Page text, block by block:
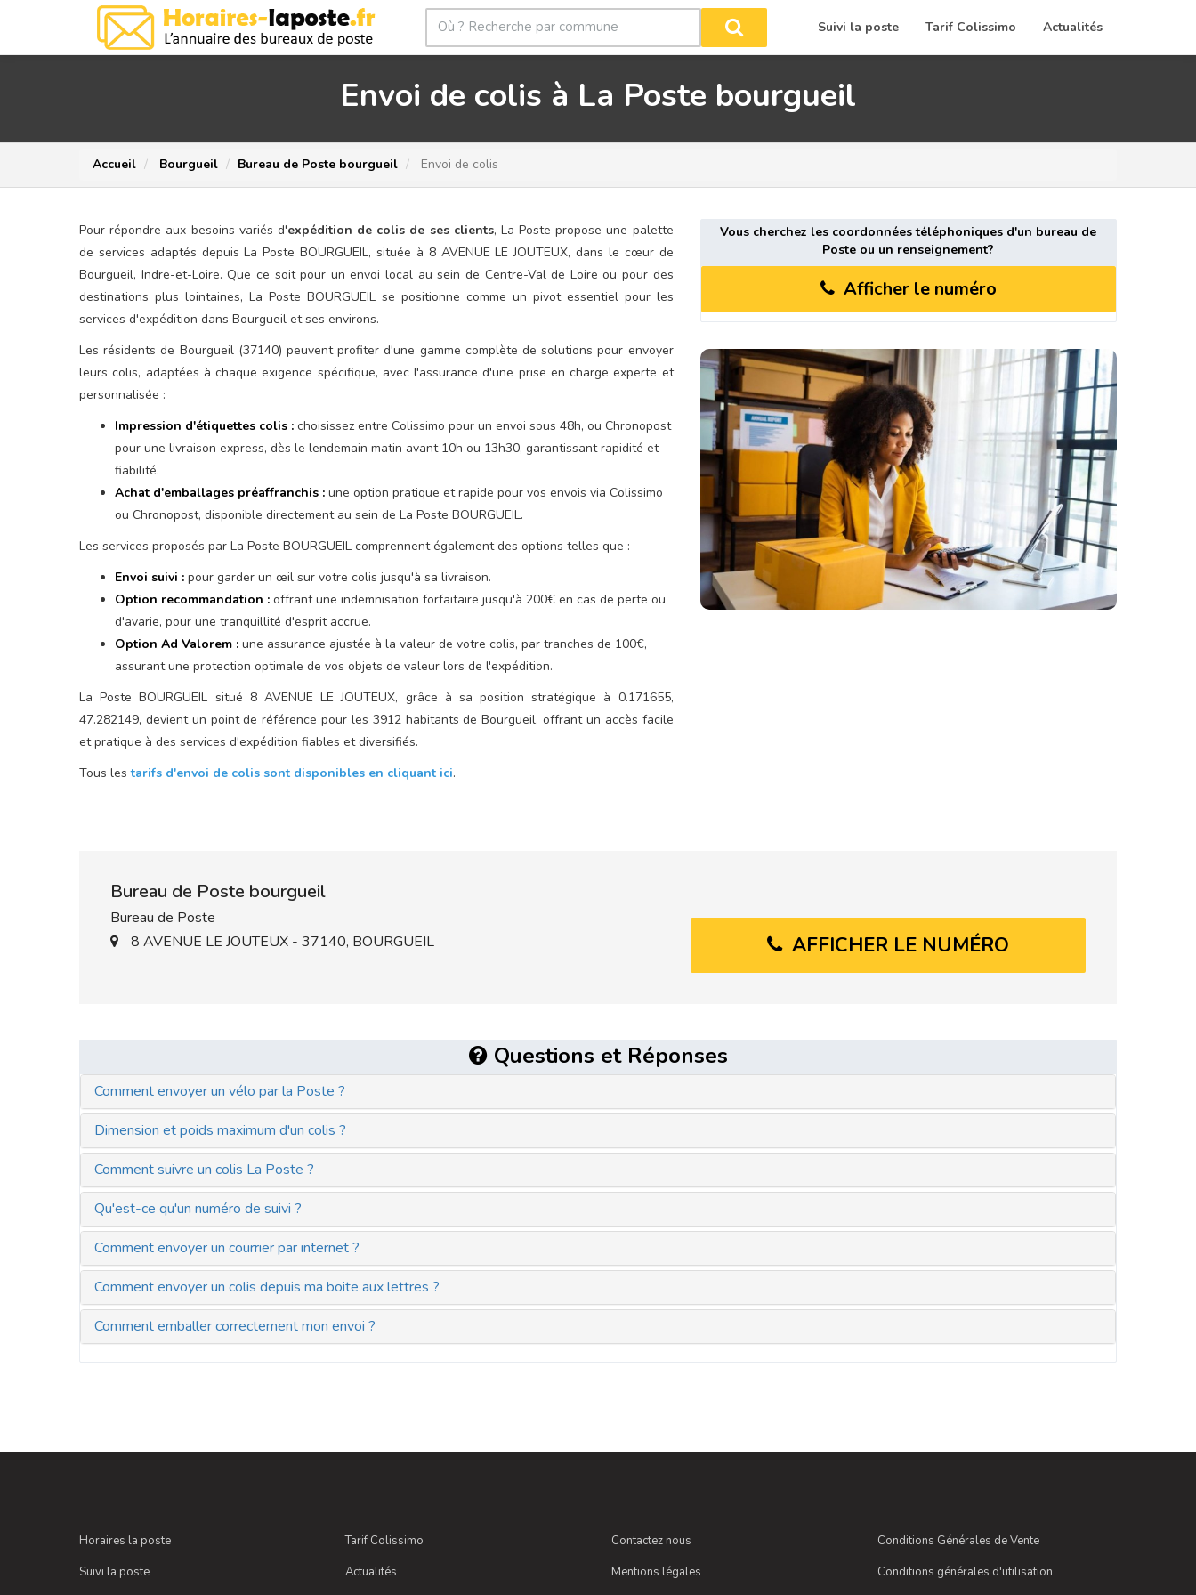
Suivi la poste Tarif Colissimo Actualités
Envoi de colis à La Poste bourgueil
Accueil Bourgueil Bureau de Poste bourgueil Envoi de colis
Pour répondre aux besoins variés d'expédition de colis de ses clients, La Poste propose une palette
de services adaptés depuis La Poste BOURGUEIL, située à 8 AVENUE LE JOUTEUX, dans le cœur de
Bourgueil, Indre-et-Loire. Que ce soit pour un envoi local au sein de Centre-Val de Loire ou pour des
destinations plus lointaines, La Poste BOURGUEIL se positionne comme un pivot essentiel pour les
services d'expédition dans Bourgueil et ses environs.
Les résidents de Bourgueil (37140) peuvent profiter d'une gamme complète de solutions pour envoyer
leurs colis, adaptées à chaque exigence spécifique, avec l'assurance d'une prise en charge experte et
personnalisée :
Impression d'étiquettes colis : choisissez entre Colissimo pour un envoi sous 48h, ou Chronopost
pour une livraison express, dès le lendemain matin avant 10h ou 13h30, garantissant rapidité et
fiabilité.
Achat d'emballages préaffranchis : une option pratique et rapide pour vos envois via Colissimo
ou Chronopost, disponible directement au sein de La Poste BOURGUEIL.
Les services proposés par La Poste BOURGUEIL comprennent également des options telles que :
Envoi suivi : pour garder un œil sur votre colis jusqu'à sa livraison.
Option recommandation : offrant une indemnisation forfaitaire jusqu'à 200€ en cas de perte ou
d'avarie, pour une tranquillité d'esprit accrue.
Option Ad Valorem : une assurance ajustée à la valeur de votre colis, par tranches de 100€,
assurant une protection optimale de vos objets de valeur lors de l'expédition.
La Poste BOURGUEIL situé 8 AVENUE LE JOUTEUX, grâce à sa position stratégique à 0.171655,
47.282149, devient un point de référence pour les 3912 habitants de Bourgueil, offrant un accès facile
et pratique à des services d'expédition fiables et diversifiés.
Tous lestarifs d'envoi de colis sont disponibles en cliquant ici.
Vous cherchez les coordonnées téléphoniques d'un bureau de
Poste ou un renseignement?
Afficher le numéro
Bureau de Poste bourgueil
Bureau de Poste
8 AVENUE LE JOUTEUX - 37140, BOURGUEIL
AFFICHER LE NUMÉRO
Questions et Réponses
Comment envoyer un vélo par la Poste ?
Dimension et poids maximum d'un colis ?
Comment suivre un colis La Poste ?
Qu'est-ce qu'un numéro de suivi ?
Comment envoyer un courrier par internet ?
Comment envoyer un colis depuis ma boite aux lettres ?
Comment emballer correctement mon envoi ?
Horaires la poste
Suivi la poste
Tarif Colissimo
Actualités
Contactez nous
Mentions légales
Conditions Générales de Vente
Conditions générales d'utilisation